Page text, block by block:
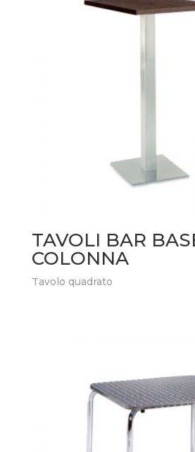
TAVOLI BAR
COLONNA
Tavolo quadrato